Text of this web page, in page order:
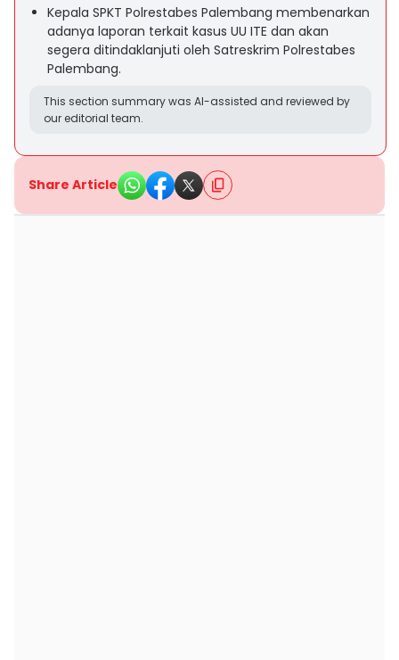
Kepala SPKT Polrestabes Palembang membenarkan
adanya laporan terkait kasus UU ITE dan akan
segera ditindaklanjuti oleh Satreskrim Polrestabes
Palembang.
This section summary was AI-assisted and reviewed by
our editorial team.
Share Article